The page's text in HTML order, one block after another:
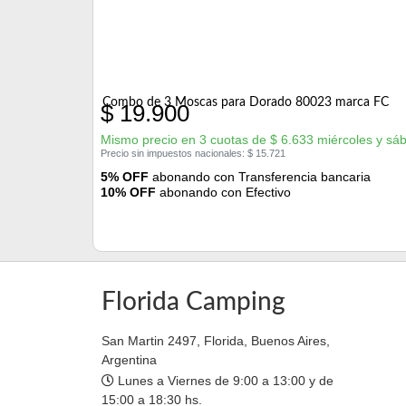
Combo de 3 Moscas para Dorado 80023 marca FC
$19.900
Mismo precio en 3 cuotas de $ 6.633 miércoles y
Precio sin impuestos nacionales: $ 15.721
5% OFF abonando con Transferencia bancaria
10% OFF abonando con Efectivo
Florida Camping
San Martin 2497, Florida, Buenos Aires,
Argentina
Lunes a Viernes de 9:00 a 13:00 y de
15:00 a 18:30 hs.